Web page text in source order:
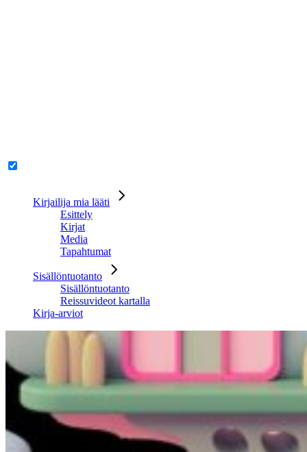
Kirjailija mia lääti
Esittely
Kirjat
Media
Tapahtumat
Sisällöntuotanto
Sisällöntuotanto
Reissuvideot kartalla
Kirja-arviot